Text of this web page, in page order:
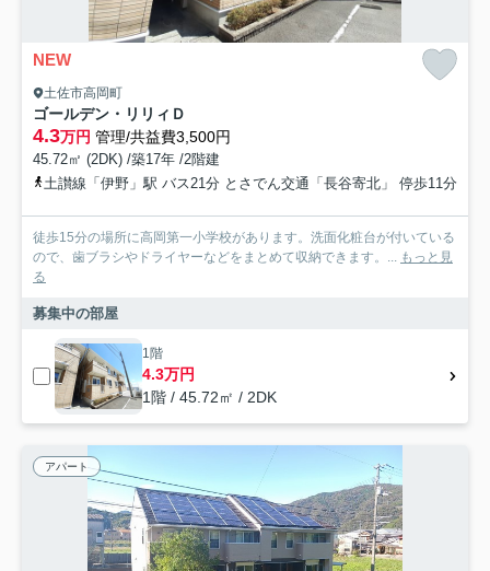
NEW
土佐市高岡町
ゴールデン・リリィＤ
4.3万円 管理/共益費3,500円
45.72㎡ (2DK) /築17年 /2階建
土讃線「伊野」駅 バス21分 とさでん交通「長谷寄北」 停歩11分
徒歩15分の場所に高岡第一小学校があります。洗面化粧台が付いている
ので、歯ブラシやドライヤーなどをまとめて収納できます。... もっと見
る
募集中の部屋
1階
4.3万円
1階 / 45.72㎡ / 2DK
アパート